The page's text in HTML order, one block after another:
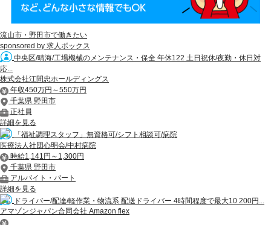
流山市・野田市で働きたい
sponsored by 求人ボックス
中央区/晴海/工場機械のメンテナンス・保全 年休122 土日祝休/夜勤・休日対
応...
株式会社江間忠ホールディングス
年収450万円～550万円
千葉県 野田市
正社員
詳細を見る
「福祉調理スタッフ」無資格可/シフト相談可/病院
医療法人社団心明会/中村病院
時給1,141円～1,300円
千葉県 野田市
アルバイト・パート
詳細を見る
ドライバー/配達/軽作業・物流系 配送ドライバー 4時間程度で最大10 200円...
アマゾンジャパン合同会社 Amazon flex